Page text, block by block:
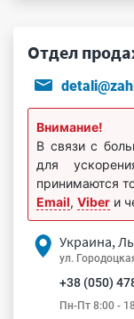
Отдел
Внимание!
В связи с
для
принимаются
Email, Viber и
Украина,
ул.
+38 (050)
Пн-Пт 8:00 -